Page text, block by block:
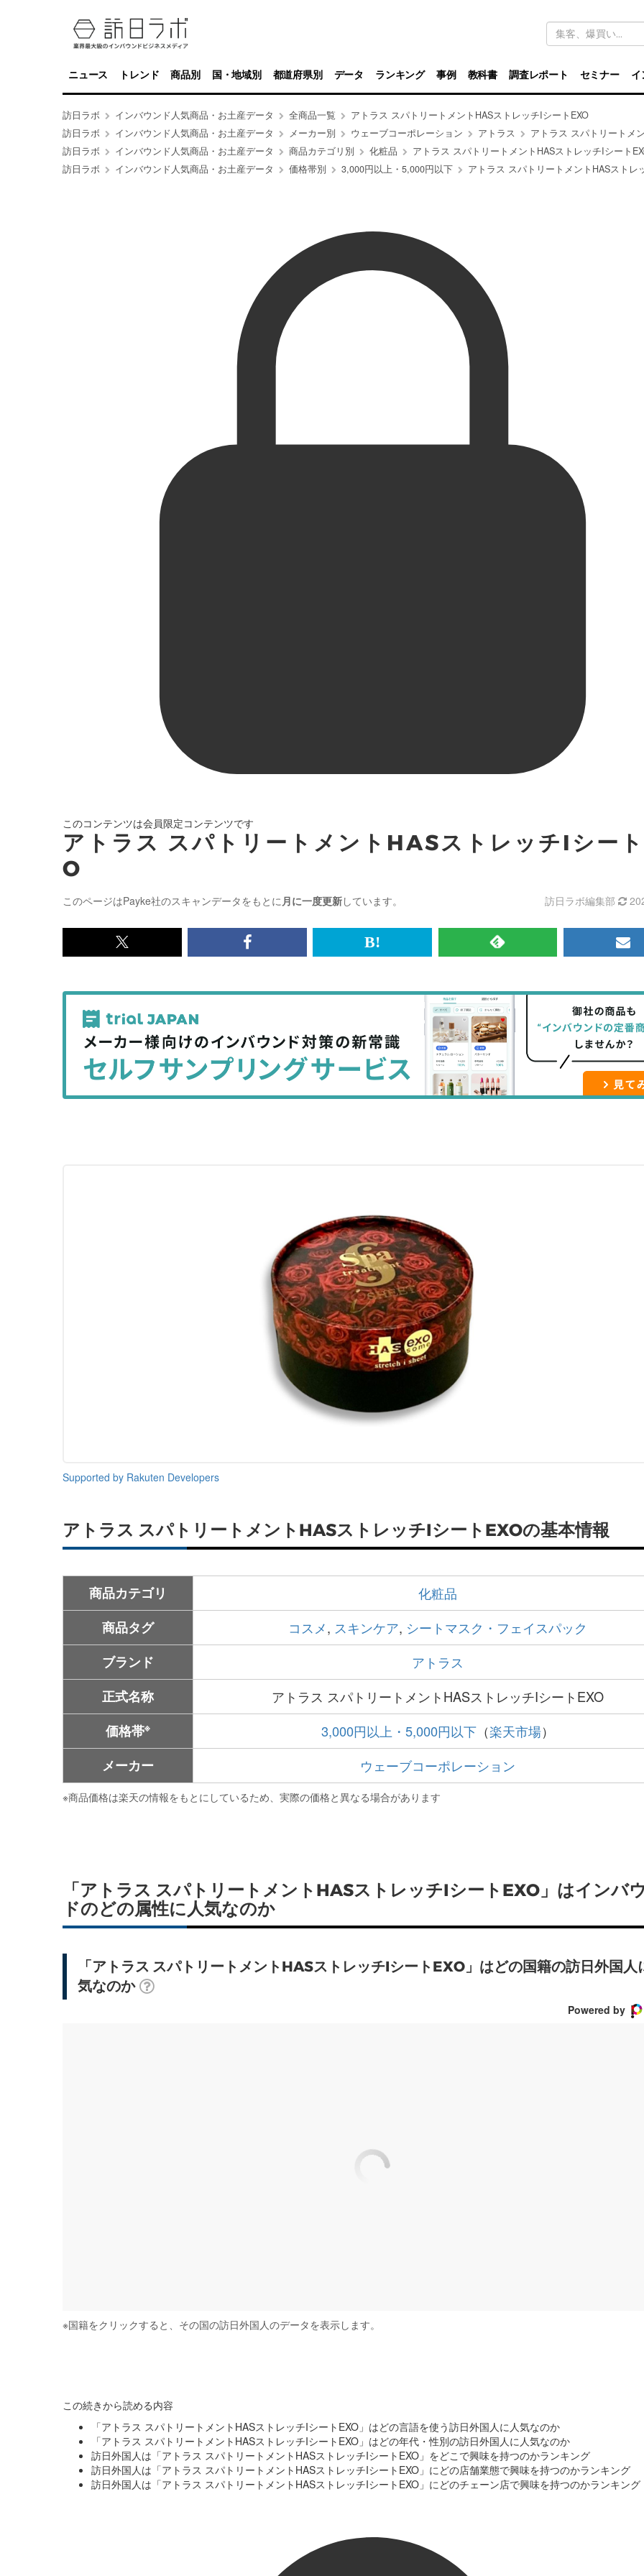
キ
ワ
ド
検
索
ニュース トレンド 商品別 国・地域別 都道府県別 データ ランキング 事例 教科書 調査レポート セミナー イ
訪日ラボ インバウンド人気商品・お土産データ 全商品一覧
アトラス スパトリートメントHASストレッチIシートEXO
訪日ラボ
インバウンド人気商品・お土産データ メーカー別 ウェーブコーポレーション アトラス
アトラス スパトリートメントHASストレッ
訪日ラボ
インバウンド人気商品・お土産データ 商品カテゴリ別 化粧品
アトラス スパトリートメントHASストレッチIシート
訪日ラボ
インバウンド人気商品・お土産データ 価格帯別 3,000円以上・5,000円以下 アトラス スパトリートメントHASストレッチIシ
このコンテンツは会員限定コンテンツです
アトラス スパトリートメントHASストレッチIシー
O
このページはPayke社のスキャンデータをもとに 月に一度更新しています。 訪日ラボ編集部
x<br>
記
事
を
シ
ェ
Facebook<br>
記
を
シ
ェ
は
な
ッ
ク
マ
RSS
記
事
を
購
読
メ
マ
ガ
登
録
す
Supported by Rakuten Developers
アトラス スパトリートメントHASストレッチIシートEXOの基本情報
商品カテゴリ
化粧品
商品タグ
コスメ, スキンケア, シートマスク・フェイスパック
ブランド
アトラス
正式名称
アトラス スパトリートメントHASストレッチIシートEXO
価格帯※ 3,000円以上・5,000円以下（楽天市場）
メーカー
ウェーブコーポレーション
※商品価格は楽天の情報をもとにしているため、実際の価格と異なる場合があります
「アトラス スパトリートメントHASストレッチIシートEXO」はインバ
ドのどの属性に人気なのか
「アトラス スパトリートメントHASストレッチIシートEXO」はどの国籍の訪日外国人
気なのか
Powered by
※国籍をクリックすると、その国の訪日外国人のデータを表示します。
この続きから読める内容
「アトラス スパトリートメントHASストレッチIシートEXO」はどの言語を使う訪日外国人に人気なのか
「アトラス スパトリートメントHASストレッチIシートEXO」はどの年代・性別の訪日外国人に人気なのか
訪日外国人は「アトラス スパトリートメントHASストレッチIシートEXO」をどこで興味を持つのかランキング
訪日外国人は「アトラス スパトリートメントHASストレッチIシートEXO」にどの店舗業態で興味を持つのかランキング
訪日外国人は「アトラス スパトリートメントHASストレッチIシートEXO」にどのチェーン店で興味を持つのかランキング